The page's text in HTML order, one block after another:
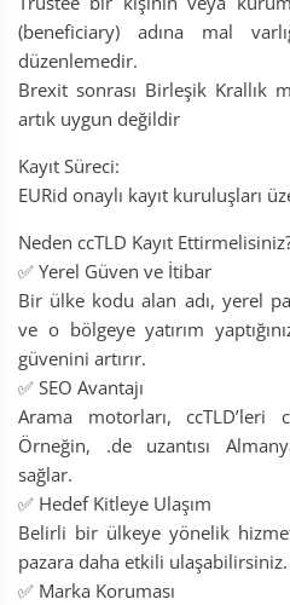
(beneficiary) adına mal
düzenlemedir.
Brexit sonrası Birleşik Krallık
artık uygun değildir
Kayıt Süreci:
EURid onaylı kayıt kuruluşları
Neden ccTLD Kayıt
✅ Yerel Güven ve İtibar
Bir ülke kodu alan adı, yerel
ve o bölgeye yatırım
güvenini artırır.
✅ SEO Avantajı
Arama motorları,
Örneğin, .de uzantısı
sağlar.
✅ Hedef Kitleye Ulaşım
Belirli bir ülkeye yönelik
pazara daha etkili ulaşabilirsiniz.
✅ Marka Koruması